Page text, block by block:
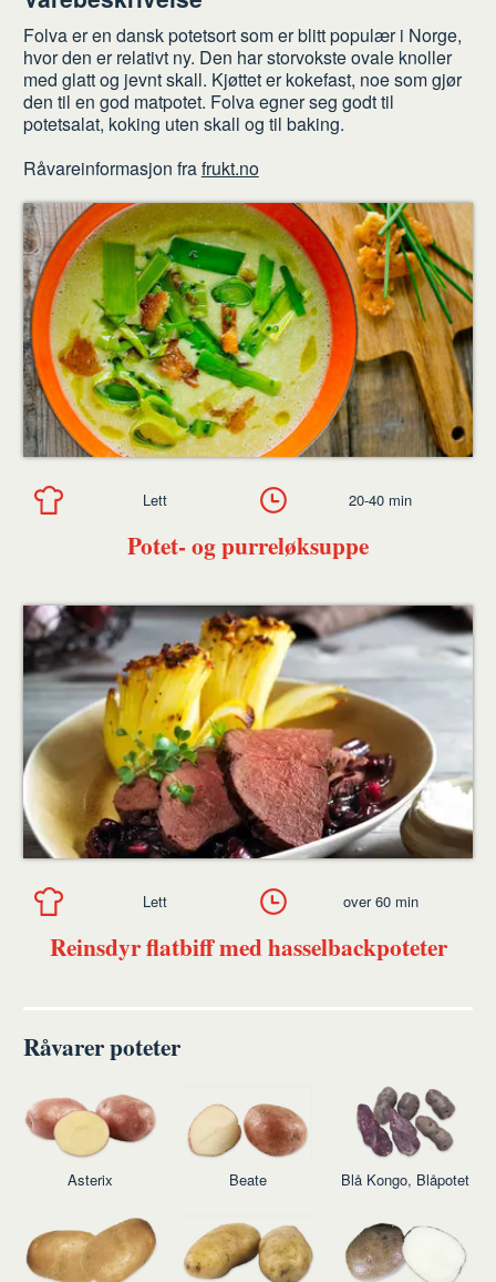
Folva er en dansk potetsort som er blitt populær i Norge,
hvor den er relativt ny. Den har storvokste ovale knoller
med glatt og jevnt skall. Kjøttet er kokefast, noe som gjør
den til en god matpotet. Folva egner seg godt til
potetsalat, koking uten skall og til baking.
Råvareinformasjon frafrukt.no
Potet- og purreløksuppe
Lett 20-40 min
Reinsdyr flatbiff med hasselbackpoteter
Lett over 60 min
Råvarer poteter
Asterix Beate Blå Kongo, Blåpotet